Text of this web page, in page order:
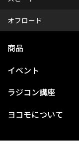
オフロード
商品
イベント
ラジコン講座
ヨコモについて